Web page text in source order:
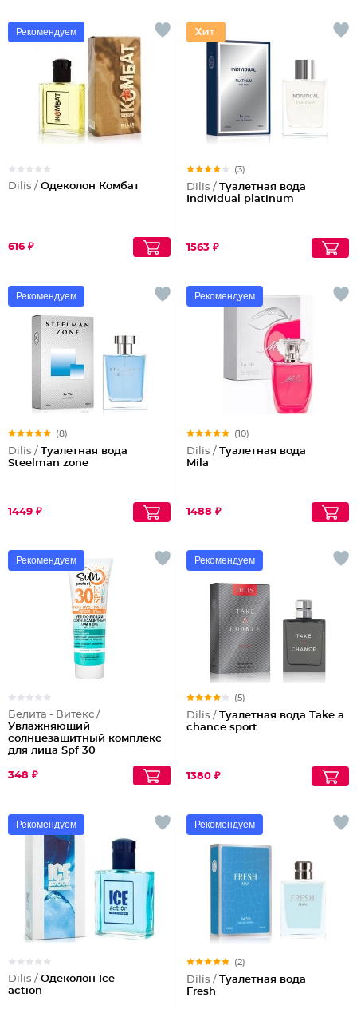
Рекомендуем
Dilis / Одеколон Комбат
616 ₽
(3)
Dilis / Туалетная вода
Individual platinum
1563 ₽
Рекомендуем
(8)
Dilis / Туалетная вода
Steelman zone
1449 ₽
Рекомендуем
(10)
Dilis / Туалетная вода
Mila
1488 ₽
Рекомендуем
Белита - Витекс /
Увлажняющий
солнцезащитный комплекс
для лица Spf 30
348 ₽
Рекомендуем
(5)
Dilis / Туалетная вода Take a
chance sport
1380 ₽
Рекомендуем
Dilis / Одеколон Ice
action
Рекомендуем
(2)
Dilis / Туалетная вода
Fresh